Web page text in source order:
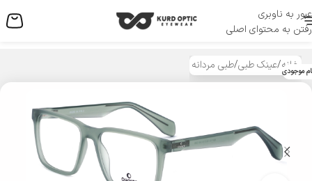
عبور به ناوبری
رفتن به محتوای اصلی
منو
خانه/عینک طبی/طبی مردانه موجودی